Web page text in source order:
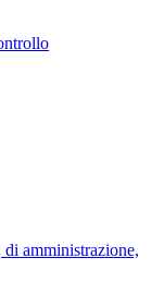
amministrazione,